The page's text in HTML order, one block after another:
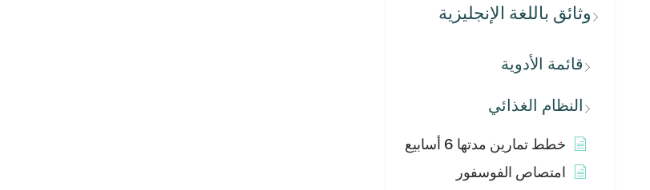
وثائق باللغة الإنجليزية
قائمة الأدوية
النظام الغذائي
خطط تمارين مدتها 6 أسابيع
امتصاص الفوسفور